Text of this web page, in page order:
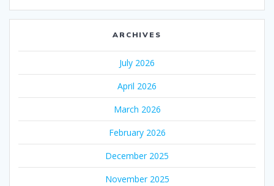
ARCHIVES
July 2026
April 2026
March 2026
February 2026
December 2025
November 2025